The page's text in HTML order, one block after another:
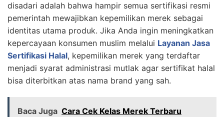
disadari adalah bahwa hampir semua sertifikasi resmi
pemerintah mewajibkan kepemilikan merek sebagai
identitas utama produk. Jika Anda ingin meningkatkan
kepercayaan konsumen muslim melalui Layanan Jasa
Sertifikasi Halal, kepemilikan merek yang terdaftar
menjadi syarat administrasi mutlak agar sertifikat halal
bisa diterbitkan atas nama brand yang sah.
Baca Juga Cara Cek Kelas Merek Terbaru